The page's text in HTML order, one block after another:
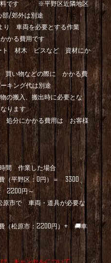
です ※平野区近隣地区
/郊外は別途
車両を必要とする作業
かる費用です
材木 ビスなど 資材にか
い物などの際に かかる費
キング代は別途
搬入、搬出時に必要とな
ります
にかかる費用は お客様
間 作業した場合
野区：0円）＝ 3300
2200円～
市で 車両・道具が必要な
原市：2200円）+ 🚚車
キャンセルについて